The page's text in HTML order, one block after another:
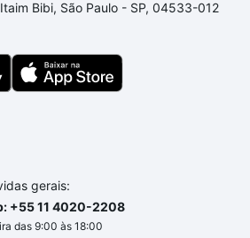
e conte com a gente para comprar
com segurança e
você até as chaves.
Bibi, São Paulo - SP, 04533-012
gerais:
+55 11 4020-2208
das 9:00 às 18:00